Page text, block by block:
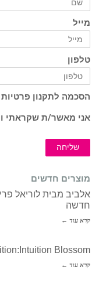
מייל
טלפון
הסכמה לתקנון פרטיות
אני מאשר/ת שקראתי
שליחה
מוצרים חדשים
אלביב מבית לוריאל
חדשה
קרא עוד ←
Blossom
קרא עוד ←